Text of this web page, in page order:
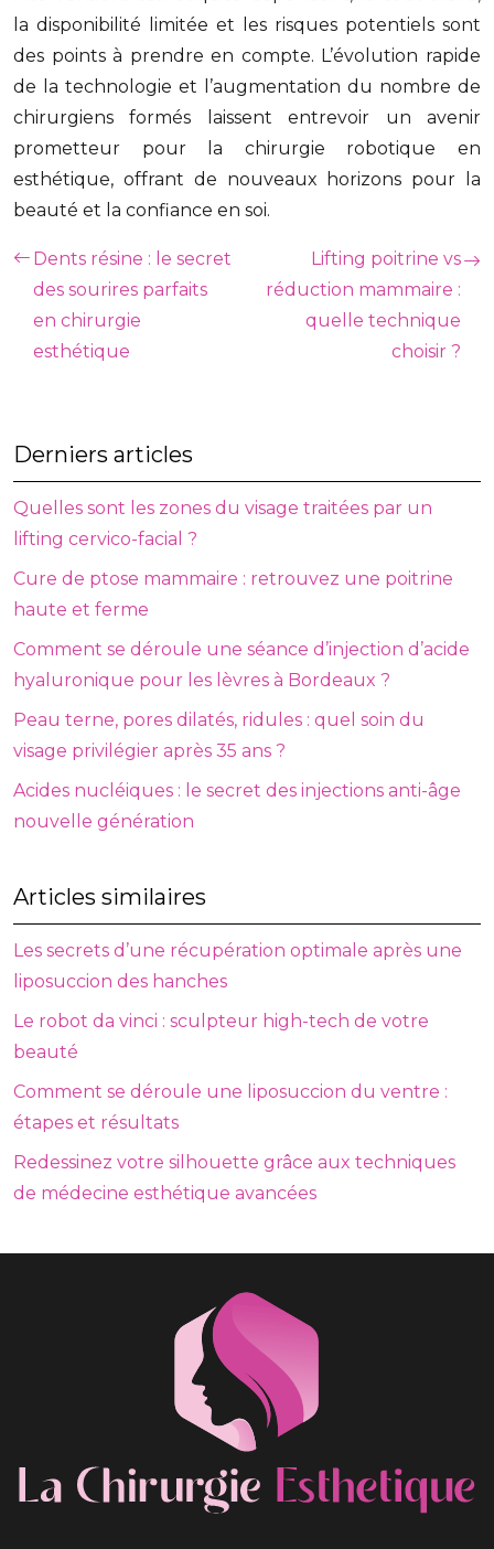
la disponibilité limitée et les risques potentiels sont
des points à prendre en compte. L’évolution rapide
de la technologie et l’augmentation du nombre de
chirurgiens formés laissent entrevoir un avenir
prometteur pour la chirurgie robotique en
esthétique, offrant de nouveaux horizons pour la
beauté et la confiance en soi.
Dents résine : le secret
des sourires parfaits
en chirurgie
esthétique
Lifting poitrine vs
réduction mammaire :
quelle technique
choisir ?
Derniers articles
Quelles sont les zones du visage traitées par un
lifting cervico-facial ?
Cure de ptose mammaire : retrouvez une poitrine
haute et ferme
Comment se déroule une séance d’injection d’acide
hyaluronique pour les lèvres à Bordeaux ?
Peau terne, pores dilatés, ridules : quel soin du
visage privilégier après 35 ans ?
Acides nucléiques : le secret des injections anti-âge
nouvelle génération
Articles similaires
Les secrets d’une récupération optimale après une
liposuccion des hanches
Le robot da vinci : sculpteur high-tech de votre
beauté
Comment se déroule une liposuccion du ventre :
étapes et résultats
Redessinez votre silhouette grâce aux techniques
de médecine esthétique avancées